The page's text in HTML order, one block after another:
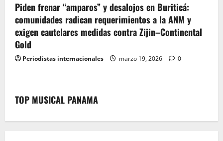
Piden frenar “amparos” y desalojos en Buriticá:
comunidades radican requerimientos a la ANM y
exigen cautelares medidas contra Zijin–Continental
Gold
Periodistas internacionales marzo 19, 2026 0
TOP MUSICAL PANAMA